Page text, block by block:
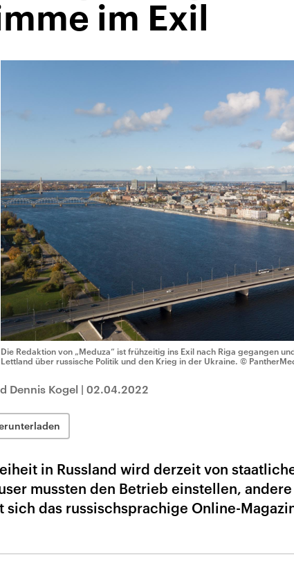
im Exil
Die Redaktion von „Meduza“ ist frühzeitig ins Exil nach Riga gegangen
Lettland über russische Politik und den Krieg in der Ukraine. ©
Dennis Kogel | 02.04.2022
in Russland wird derzeit von
mussten den Betrieb einstellen,
das russischsprachige Online-